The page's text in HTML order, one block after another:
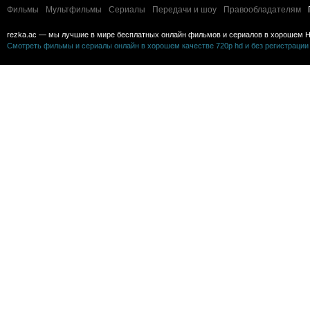
Фильмы Мультфильмы Сериалы Передачи и шоу Правообладателям
rezka.ac — мы лучшие в мире бесплатных онлайн фильмов и сериалов в хорошем
Смотреть фильмы и сериалы онлайн в хорошем качестве 720p hd и без